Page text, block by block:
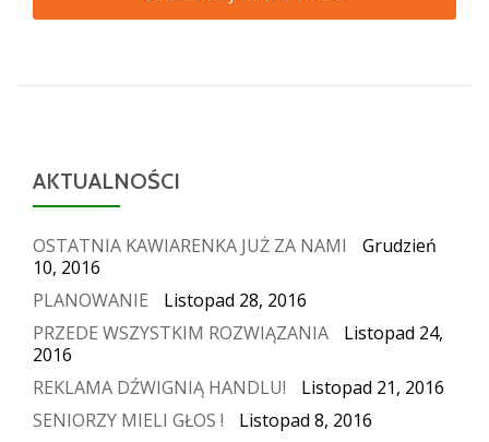
AKTUALNOŚCI
OSTATNIA KAWIARENKA JUŻ ZA NAMI
Grudzień
10, 2016
PLANOWANIE
Listopad 28, 2016
PRZEDE WSZYSTKIM ROZWIĄZANIA
Listopad 24,
2016
REKLAMA DŹWIGNIĄ HANDLU!
Listopad 21, 2016
SENIORZY MIELI GŁOS !
Listopad 8, 2016